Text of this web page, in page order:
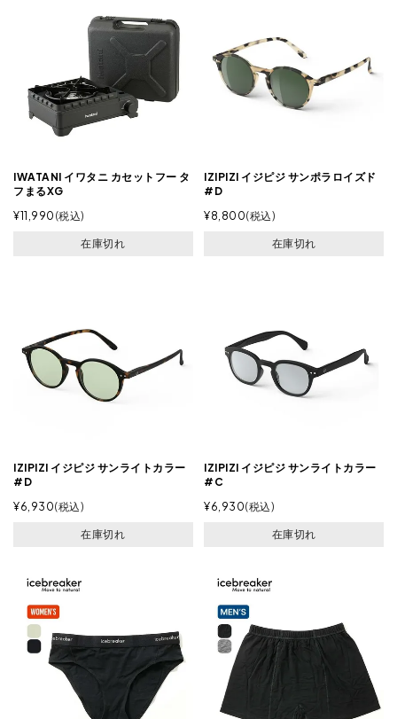
IWATANI イワタニ カセットフー タ
フまるXG
¥11,990 税込
在庫切れ
IZIPIZI イジピジ サンポラロイズド
#D
¥8,800 税込
在庫切れ
IZIPIZI イジピジ サンライトカラー
#D
¥6,930 税込
在庫切れ
IZIPIZI イジピジ サンライトカラー
#C
¥6,930 税込
在庫切れ